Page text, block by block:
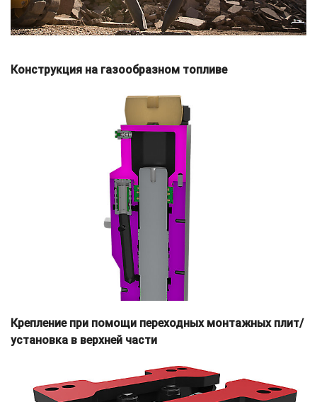
Конструкция на газообразном топливе
Крепление при помощи переходных монтажных плит/
установка в верхней части